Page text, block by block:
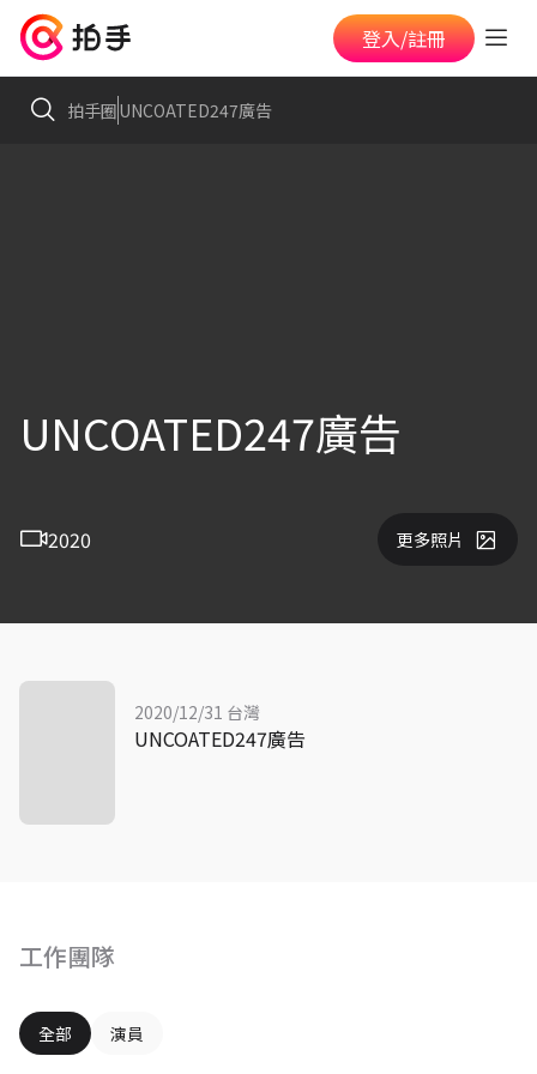
登入/註冊
拍手圈UNCOATED247廣告
UNCOATED247廣告
2020 更多照片
工作團隊
全部 演員
2020/12/31 台灣
UNCOATED247廣告